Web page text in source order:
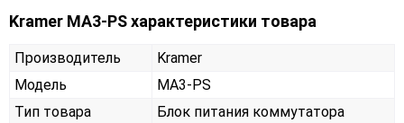
Kramer MA3-PS характеристики товара
Производитель
Kramer
Модель
MA3-PS
Тип товара
Блок питания коммутатора